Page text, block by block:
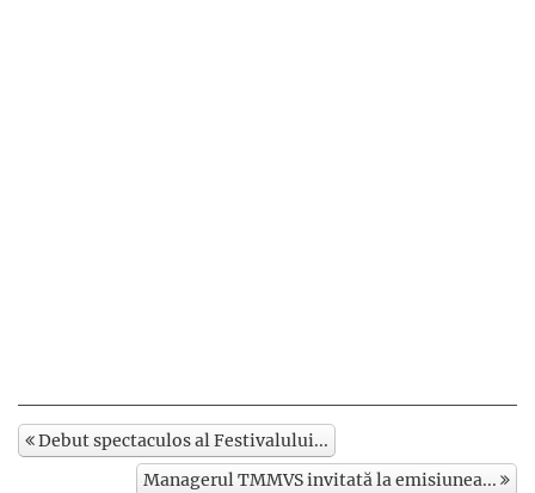
Debut spectaculos al Festivalului...
Managerul TMMVS invitată la emisiunea...